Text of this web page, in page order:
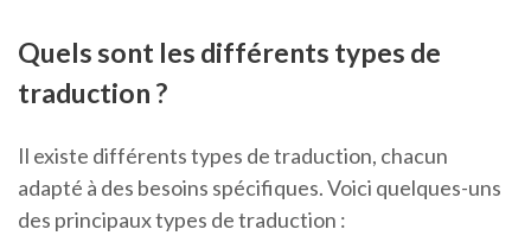
Quels sont les différents types de
traduction ?
Il existe différents types de traduction, chacun
adapté à des besoins spécifiques. Voici quelques-uns
des principaux types de traduction :